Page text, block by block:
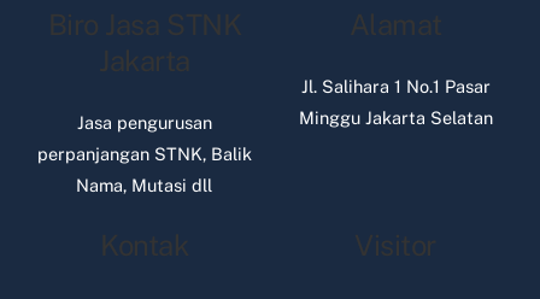
Biro Jasa STNK
Jakarta
Jasa pengurusan
perpanjangan STNK, Balik
Nama, Mutasi dll
Alamat
Jl. Salihara 1 No.1 Pasar
Minggu Jakarta Selatan
Kontak Visitor